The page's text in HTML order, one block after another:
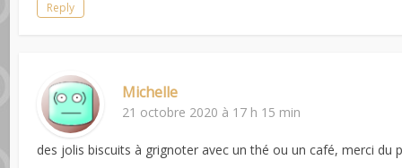
Reply
Michelle
21 octobre 2020 à 17 h 15 min
des jolis biscuits à grignoter avec un thé ou un café, merci du